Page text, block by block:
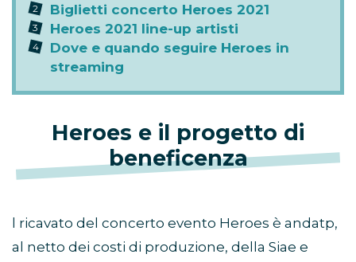
Biglietti concerto Heroes 2021
Heroes 2021 line-up artisti
Dove e quando seguire Heroes in
streaming
Heroes e il progetto di
beneficenza
l ricavato del concerto evento Heroes è andatp,
al netto dei costi di produzione, della Siae e